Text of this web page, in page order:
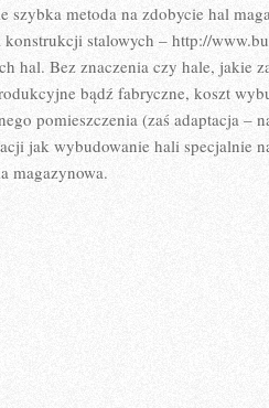
szybka metoda na zdobycie hal
stalowych – http://
hal. Bez znaczenia czy hale, jakie
bądź fabryczne, koszt
pomieszczenia (zaś adaptacja –
jak wybudowanie hali specjalnie
magazynowa.